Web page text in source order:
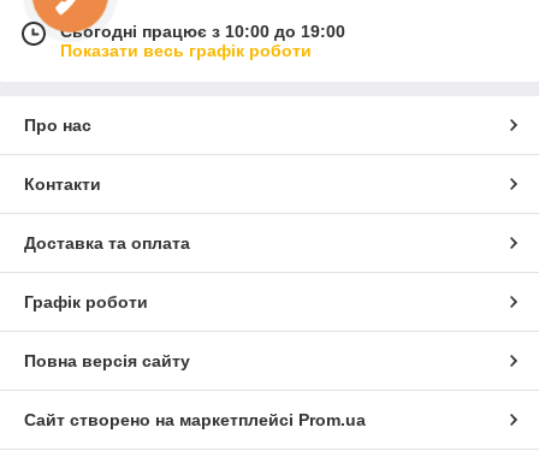
Сьогодні працює з 10:00 до 19:00
Показати весь графік роботи
Про нас
Контакти
Доставка та оплата
Графік роботи
Повна версія сайту
Сайт створено на маркетплейсі Prom.ua